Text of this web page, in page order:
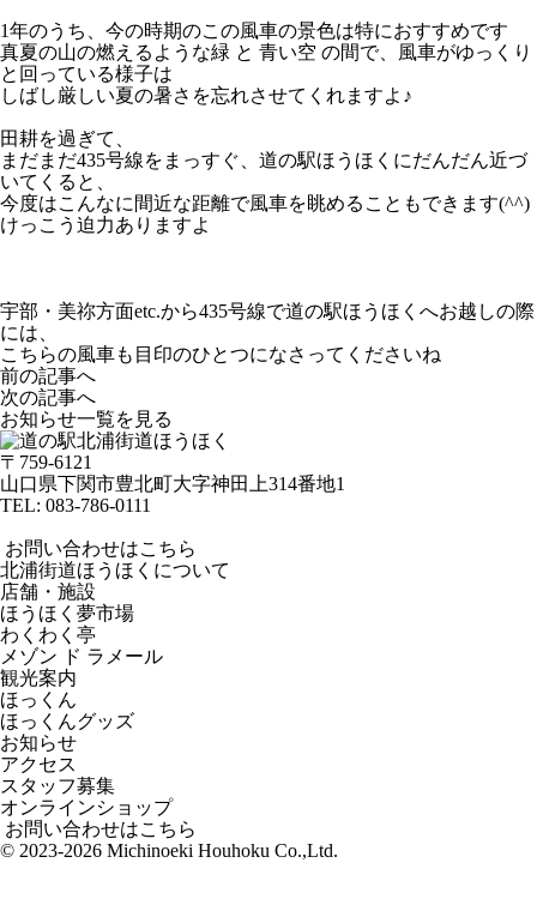
1年のうち、今の時期のこの風車の景色は特におすすめです
真夏の山の燃えるような緑 と 青い空 の間で、風車がゆっくり
と回っている様子は
しばし厳しい夏の暑さを忘れさせてくれますよ♪
田耕を過ぎて、
まだまだ435号線をまっすぐ、道の駅ほうほくにだんだん近づ
いてくると、
今度はこんなに間近な距離で風車を眺めることもできます(^^)
けっこう迫力ありますよ
宇部・美祢方面etc.から435号線で道の駅ほうほくへお越しの際
には、
こちらの風車も目印のひとつになさってくださいね
前の記事へ
次の記事へ
お知らせ一覧を見る
〒759-6121
山口県下関市豊北町大字神田上314番地1
TEL: 083-786-0111
お問い合わせはこちら
北浦街道ほうほくについて
店舗・施設
ほうほく夢市場
わくわく亭
メゾン ド ラメール
観光案内
ほっくん
ほっくんグッズ
お知らせ
アクセス
スタッフ募集
オンラインショップ
お問い合わせはこちら
© 2023-2026 Michinoeki Houhoku Co.,Ltd.